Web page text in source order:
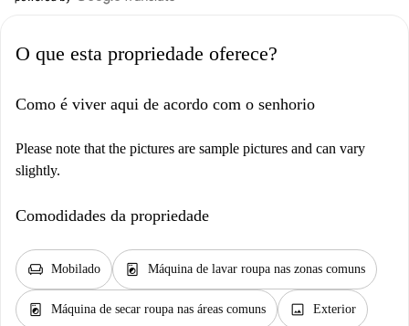
O que esta propriedade oferece?
Como é viver aqui de acordo com o senhorio
Please note that the pictures are sample pictures and can vary
slightly.
Comodidades da propriedade
chair Mobilado local_laundry_service Máquina de lavar roupa nas zonas comuns
local_laundry_service Máquina de secar roupa nas áreas comuns image Exterior